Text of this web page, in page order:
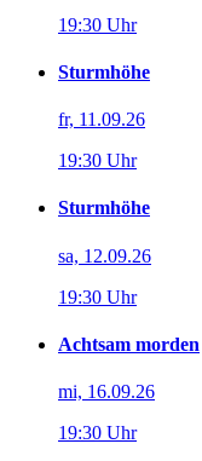
19:30 Uhr
Sturmhöhe
fr, 11.09.26
19:30 Uhr
Sturmhöhe
sa, 12.09.26
19:30 Uhr
Achtsam morden
mi, 16.09.26
19:30 Uhr